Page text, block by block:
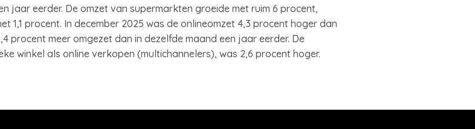
jaar eerder. De omzet van supermarkten groeide met ruim 6 procent,
1,1 procent. In december 2025 was de onlineomzet 4,3 procent hoger dan
procent meer omgezet dan in dezelfde maand een jaar eerder. De
winkel als online verkopen (multichannelers), was 2,6 procent hoger.